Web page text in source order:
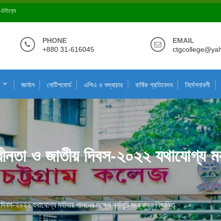
ঐতিহ্যে
PHONE
+880 31-616045
EMAIL
জার্নাল নোটিশবোর্ড এপিএ ও শুদ্ধাচার বার্ষিক প্রতিবেদন নির্দেশনাবলী
ও জাতীয় দিবস-২০২২ যথাযোগ্য
২০২২ যথাযোগ্য মর্যাদায় পালনের লক্ষ্যে কর্মসূচি সংক্রান্ত বিজ্ঞপ্তি